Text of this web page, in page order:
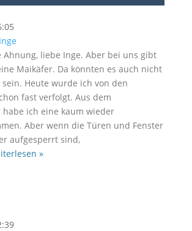
Inge
Ahnung, liebe Inge. Aber bei uns gibt
Maikäfer. Da könnten es auch nicht
Heute wurde ich von den
fast verfolgt. Aus dem
habe ich eine kaum wieder
Aber wenn die Türen und Fenster
aufgesperrt sind,
»